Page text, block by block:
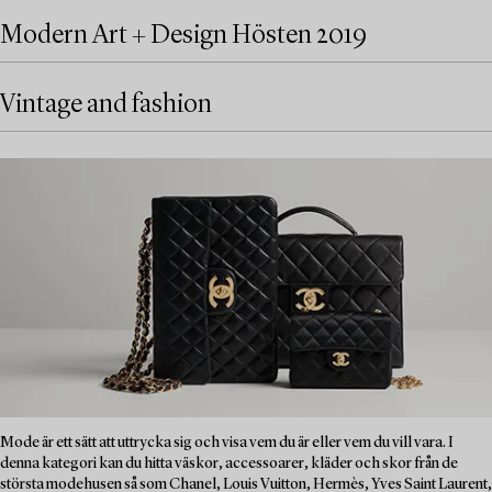
Modern Art + Design Hösten 2019
Vintage and fashion
Mode är ett sätt att uttrycka sig och visa vem du är eller vem du vill vara. I
denna kategori kan du hitta väskor, accessoarer, kläder och skor från de
största modehusen så som Chanel, Louis Vuitton, Hermès, Yves Saint Laurent,